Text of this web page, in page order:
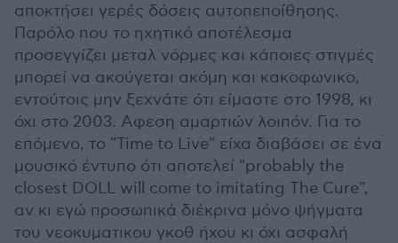
αποκτήσει γερές δόσεις αυτοπεποίθησης.
Παρόλο που το ηχητικό αποτέλεσμα
προσεγγίζει μεταλ νόρμες και κάποιες στιγμές
μπορεί να ακούγεται ακόμη και κακοφωνικο,
εντούτοις μην ξεχνάτε ότι είμαστε στο 1998, κι
όχι στο 2003. Aφεση αμαρτιών λοιπόν. Για το
επόμενο, το "Time to Live" είχα διαβάσει σε ένα
μουσικό έντυπο ότι αποτελεί "probably the
closest DOLL will come to imitating The Cure",
αν κι εγώ προσωπικά διέκρινα μόνο ψήγματα
του νεοκυματικου γκοθ ήχου κι όχι ασφαλή